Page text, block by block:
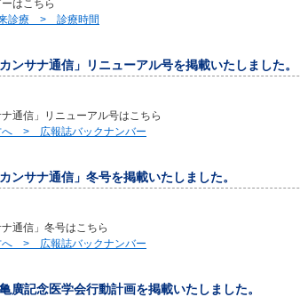
はこちら
診療 > 診療時間
ンサナ通信」リニューアル号を掲載いたしました。
通信」リニューアル号はこちら
へ > 広報誌バックナンバー
ンサナ通信」冬号を掲載いたしました。
通信」冬号はこちら
へ > 広報誌バックナンバー
廣記念医学会行動計画を掲載いたしました。